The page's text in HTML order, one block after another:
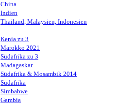
China
Indien
Thailand, Malaysien, Indonesien
Kenia zu 3
Marokko 2021
Südafrika zu 3
Madagaskar
Südafrika & Mosambik 2014
Südafrika
Simbabwe
Gambia